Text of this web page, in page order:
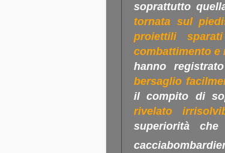
soprattutto
tornata sul
proiettili
combattimento e
hanno
bersaglio
il compito di
rivelato
superiorità